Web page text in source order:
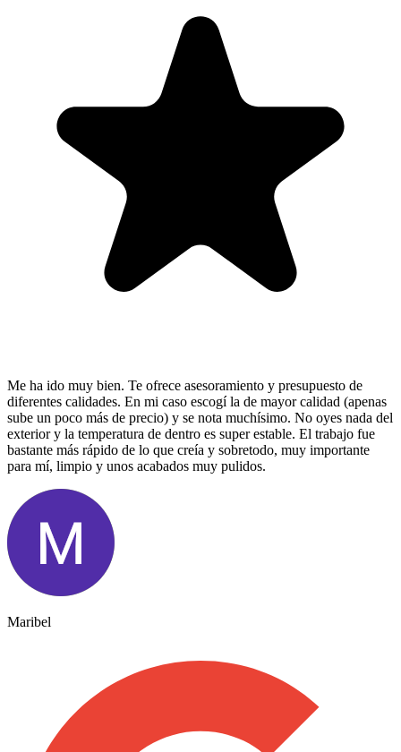
Me ha ido muy bien. Te ofrece asesoramiento y presupuesto de
diferentes calidades. En mi caso escogí la de mayor calidad (apenas
sube un poco más de precio) y se nota muchísimo. No oyes nada del
exterior y la temperatura de dentro es super estable. El trabajo fue
bastante más rápido de lo que creía y sobretodo, muy importante
para mí, limpio y unos acabados muy pulidos.
Maribel